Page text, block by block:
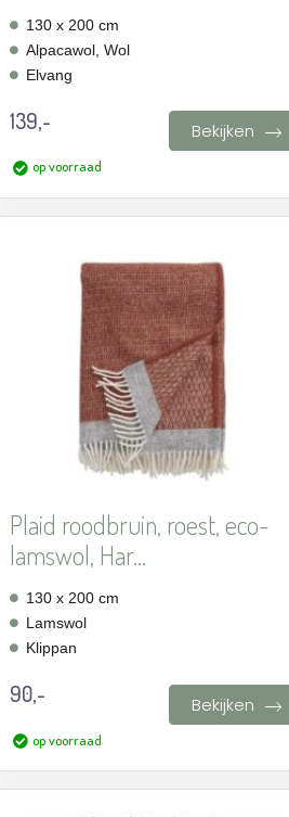
130 x 200 cm
Alpacawol, Wol
Elvang
139,- Bekijken
op voorraad
Plaid roodbruin, roest, eco-
lamswol, Har...
130 x 200 cm
Lamswol
Klippan
90,- Bekijken
op voorraad